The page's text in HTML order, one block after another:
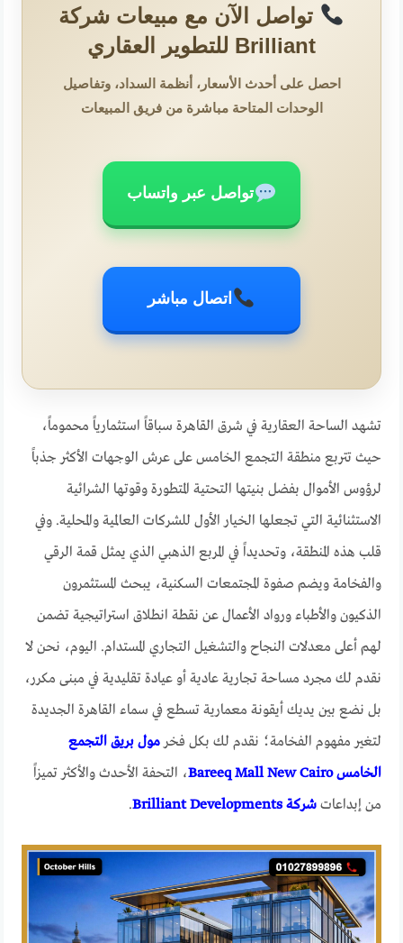
تواصل الآن مع مبيعات شركة
Brilliant للتطوير العقاري
احصل على أحدث الأسعار، أنظمة السداد، وتفاصيل
الوحدات المتاحة مباشرة من فريق المبيعات
تواصل عبر واتساب
اتصال مباشر
تشهد الساحة العقارية في شرق القاهرة سباقاً استثمارياً محموماً،
حيث تتربع منطقة التجمع الخامس على عرش الوجهات الأكثر جذباً
لرؤوس الأموال بفضل بنيتها التحتية المتطورة وقوتها الشرائية
الاستثنائية التي تجعلها الخيار الأول للشركات العالمية والمحلية. وفي
قلب هذه المنطقة، وتحديداً في المربع الذهبي الذي يمثل قمة الرقي
والفخامة ويضم صفوة المجتمعات السكنية، يبحث المستثمرون
الذكيون والأطباء ورواد الأعمال عن نقطة انطلاق استراتيجية تضمن
لهم أعلى معدلات النجاح والتشغيل التجاري المستدام. اليوم، نحن لا
نقدم لك مجرد مساحة تجارية عادية أو عيادة تقليدية في مبنى مكرر،
بل نضع بين يديك أيقونة معمارية تسطع في سماء القاهرة الجديدة
لتغير مفهوم الفخامة؛ نقدم لك بكل فخرمول بريق التجمع
الخامس Bareeq Mall New Cairo
، التحفة الأحدث والأكثر تميزاً
من إبداعاتشركة Brilliant Developments .